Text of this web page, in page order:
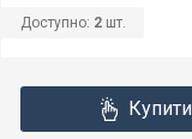
Доступно: 2 шт.